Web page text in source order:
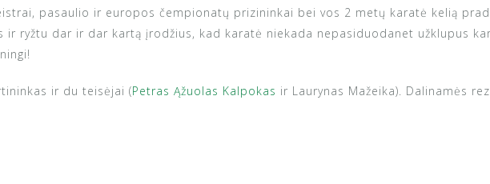
pasaulio ir europos čempionatų prizininkai bei vos 2 metų karatė kelią
ir ryžtu dar ir dar kartą įrodžius, kad karatė niekada nepasiduodanet užklupus
ir du teisėjai (Petras Ąžuolas Kalpokas ir Laurynas Mažeika). Dalinamės